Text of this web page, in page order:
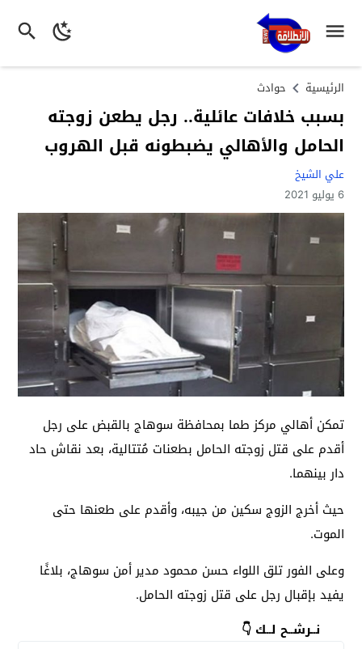
الرئيسية حوادث
بسبب خلافات عائلية.. رجل يطعن زوجته
الحامل والأهالي يضبطونه قبل الهروب
علي الشيخ
6 يوليو 2021
تمكن أهالي مركز طما بمحافظة سوهاج بالقبض على رجل
أقدم على قتل زوجته الحامل بطعنات مُتتالية، بعد نقاش حاد
دار بينهما.
حيث أخرج الزوج سكين من جيبه، وأقدم على طعنها حتى
الموت.
وعلى الفور تلق اللواء حسن محمود مدير أمن سوهاج، بلاغًا
يفيد بإقبال رجل على قتل زوجته الحامل.
نــرشــح لــك 👇